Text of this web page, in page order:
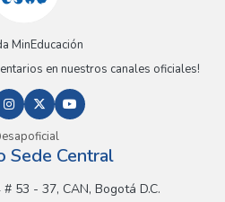
MinEducación
en nuestros canales oficiales!
Sede Central
53 - 37, CAN, Bogotá D.C.